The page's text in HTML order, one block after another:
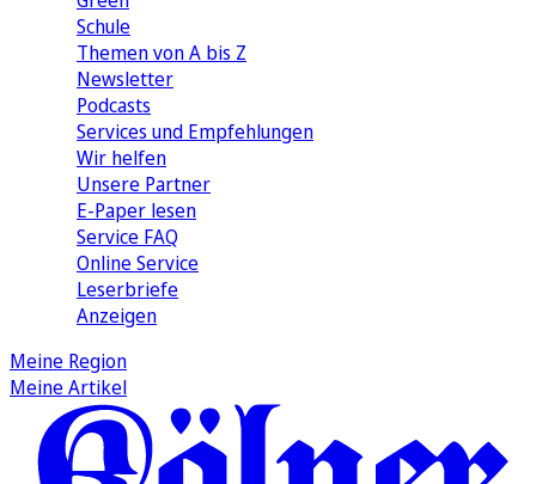
Schule
Themen von A bis Z
Newsletter
Podcasts
Services und Empfehlungen
Wir helfen
Unsere Partner
E-Paper lesen
Service FAQ
Online Service
Leserbriefe
Anzeigen
Meine Region
Meine Artikel